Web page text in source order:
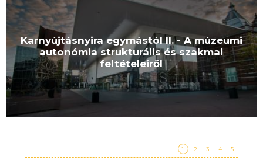
Karnyújtásnyira egymástól II. - A múzeumi
autonómia strukturális és szakmai
feltételeiről
1 2 3 4 5